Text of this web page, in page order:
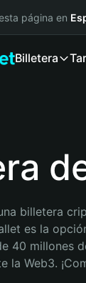
página en
Billetera
billetera
es la
40 millones
la Web3.